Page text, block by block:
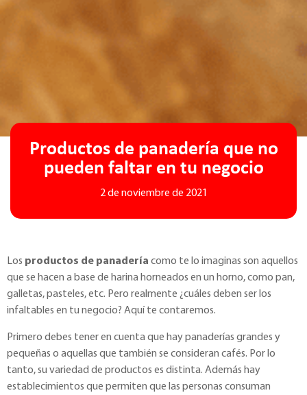
Productos de panadería que no
pueden faltar en tu negocio
2 de noviembre de 2021
Los productos de panadería como te lo imaginas son aquellos
que se hacen a base de harina horneados en un horno, como pan,
galletas, pasteles, etc. Pero realmente ¿cuáles deben ser los
infaltables en tu negocio? Aquí te contaremos.
Primero debes tener en cuenta que hay panaderías grandes y
pequeñas o aquellas que también se consideran cafés. Por lo
tanto, su variedad de productos es distinta. Además hay
establecimientos que permiten que las personas consuman